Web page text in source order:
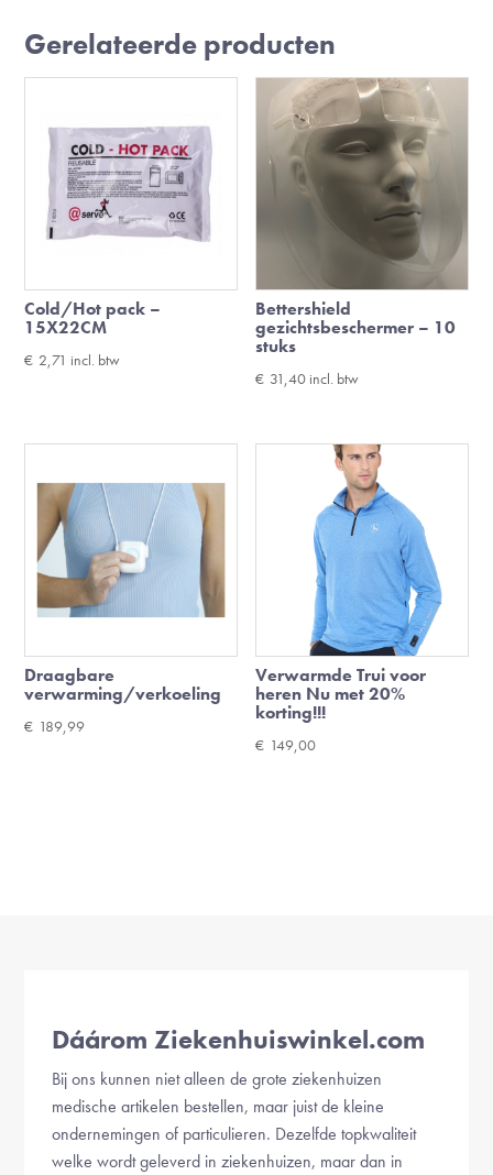
Gerelateerde producten
Cold/Hot pack –
15X22CM
€ 2,71 incl. btw
Bettershield
gezichtsbeschermer – 10
stuks
€ 31,40 incl. btw
Draagbare
verwarming/verkoeling
€ 189,99
Verwarmde Trui voor
heren Nu met 20%
korting!!!
€ 149,00
Dáárom Ziekenhuiswinkel.com
Bij ons kunnen niet alleen de grote ziekenhuizen
medische artikelen bestellen, maar juist de kleine
ondernemingen of particulieren. Dezelfde topkwaliteit
welke wordt geleverd in ziekenhuizen, maar dan in